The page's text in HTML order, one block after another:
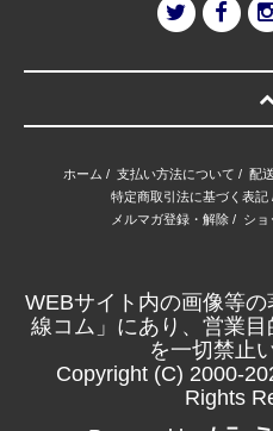
ホーム / 支払い方法について / 配
特定商取引法に基づく表記
メルマガ登録・解除 / ショ
WEBサイト内の画像等
線コム」にあり、営業
を一切禁止
Copyright (C) 2000-
Rights